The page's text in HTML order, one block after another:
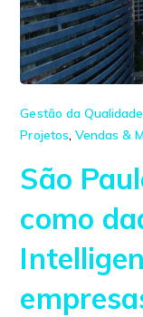
Gestão da Qualidade
Projetos, Vendas &
São
como